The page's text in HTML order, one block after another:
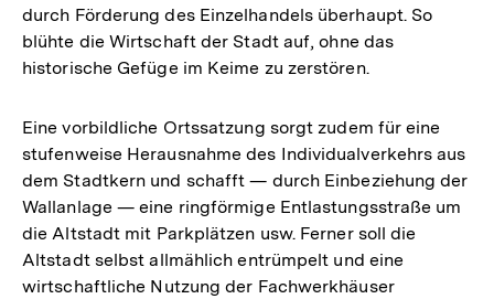
durch Förderung des Einzelhandels überhaupt. So
blühte die Wirtschaft der Stadt auf, ohne das
historische Gefüge im Keime zu zerstören.
Eine vorbildliche Ortssatzung sorgt zudem für eine
stufenweise Herausnahme des Individualverkehrs aus
dem Stadtkern und schafft — durch Einbeziehung der
Wallanlage — eine ringförmige Entlastungsstraße um
die Altstadt mit Parkplätzen usw. Ferner soll die
Altstadt selbst allmählich entrümpelt und eine
wirtschaftliche Nutzung der Fachwerkhäuser